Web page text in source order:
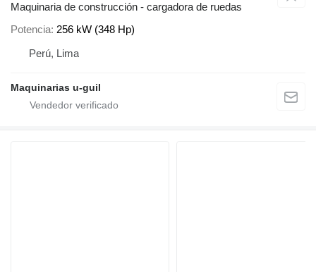
Maquinaria de construcción - cargadora de ruedas
Potencia 256 kW (348 Hp)
Perú, Lima
Maquinarias u-guil